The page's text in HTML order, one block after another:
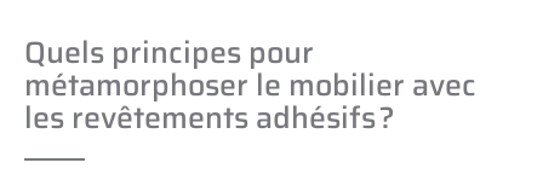
Quels principes pour
métamorphoser le mobilier avec
les revêtements adhésifs ?